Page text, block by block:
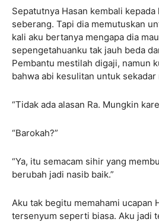
Sepatutnya Hasan kembali
seberang. Tapi dia memutuskan
kali aku bertanya mengapa dia
sepengetahuanku tak jauh beda
Pembantu mestilah digaji, namun
bahwa abi kesulitan untuk sekadar
“Tidak ada alasan Ra. Mungkin
“Barokah?”
“Ya, itu semacam sihir yang
berubah jadi nasib baik.”
Aku tak begitu memahami ucapan
tersenyum seperti biasa. Aku jadi